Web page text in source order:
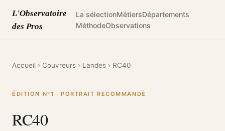
L'Observatoire
des Pros
La sélectionMétiersDépartements
MéthodeObservations
Accueil › Couvreurs › Landes › RC40
ÉDITION N°1 · PORTRAIT RECOMMANDÉ
RC40